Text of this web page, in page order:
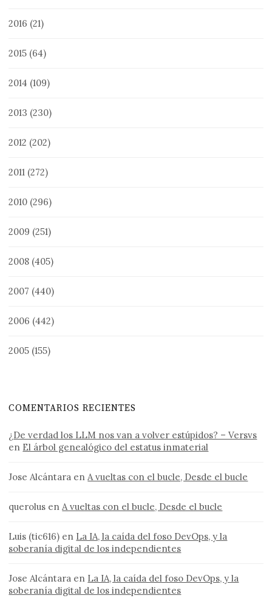
2016 (21)
2015 (64)
2014 (109)
2013 (230)
2012 (202)
2011 (272)
2010 (296)
2009 (251)
2008 (405)
2007 (440)
2006 (442)
2005 (155)
COMENTARIOS RECIENTES
¿De verdad los LLM nos van a volver estúpidos? – Versvs
en El árbol genealógico del estatus inmaterial
Jose Alcántara en A vueltas con el bucle, Desde el bucle
querolus en A vueltas con el bucle, Desde el bucle
Luis (tic616) en La IA, la caída del foso DevOps, y la
soberanía digital de los independientes
Jose Alcántara en La IA, la caída del foso DevOps, y la
soberanía digital de los independientes